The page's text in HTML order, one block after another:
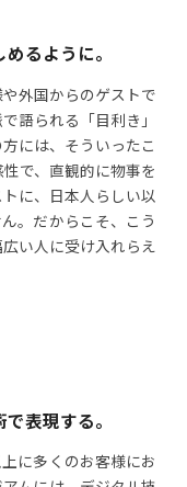
るように。
外国からのゲストで
語られる「目利き」
には、そういったこ
で、直観的に物事を
に、日本人らしい以
。だからこそ、こう
い人に受け入れらえ
表現する。
に多くのお客様にお